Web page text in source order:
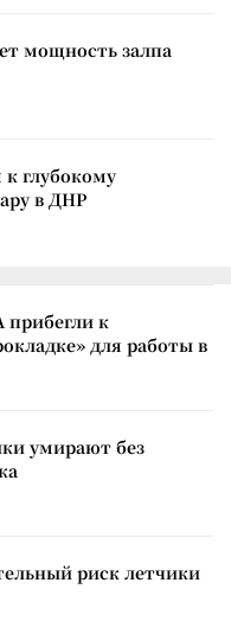
мощность залпа
к глубокому
в ДНР
к
для работы в
умирают без
риск летчики